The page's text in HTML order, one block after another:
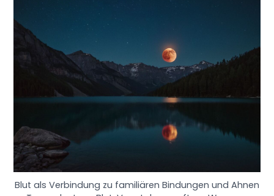
Blut als Verbindung zu familiären Bindungen und Ahnen